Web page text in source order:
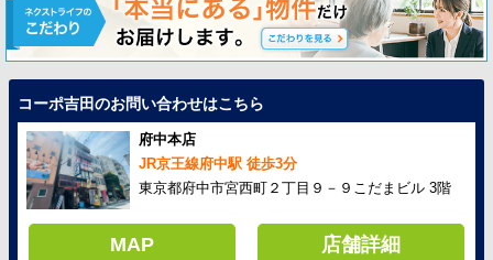
コーポ吉田のお問い合わせはこちら
府中本店
JR京王線府中駅 徒歩3分
東京都府中市宮西町２丁目９－９こだまビル 3階
MAP 店舗詳細